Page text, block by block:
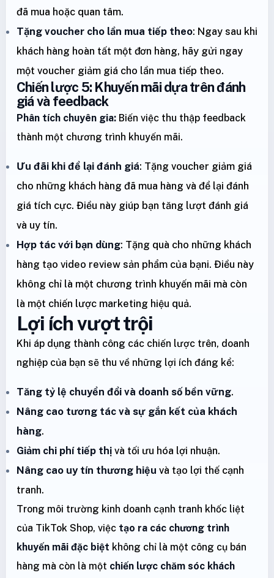
đã mua hoặc quan tâm.
Tặng voucher cho lần mua tiếp theo: Ngay sau khi
khách hàng hoàn tất một đơn hàng, hãy gửi ngay
một voucher giảm giá cho lần mua tiếp theo.
Chiến lược 5: Khuyến mãi dựa trên đánh
giá và feedback
Phân tích chuyên gia: Biến việc thu thập feedback
thành một chương trình khuyến mãi.
Ưu đãi khi để lại đánh giá: Tặng voucher giảm giá
cho những khách hàng đã mua hàng và để lại đánh
giá tích cực. Điều này giúp bạn tăng lượt đánh giá
và uy tín.
Hợp tác với bạn dùng: Tặng quà cho những khách
hàng tạo video review sản phẩm của bạni. Điều này
không chỉ là một chương trình khuyến mãi mà còn
là một chiến lược marketing hiệu quả.
Lợi ích vượt trội
Khi áp dụng thành công các chiến lược trên, doanh
nghiệp của bạn sẽ thu về những lợi ích đáng kể:
Tăng tỷ lệ chuyển đổi và doanh số bền vững.
Nâng cao tương tác và sự gắn kết của khách
hàng.
Giảm chi phí tiếp thị và tối ưu hóa lợi nhuận.
Nâng cao uy tín thương hiệu và tạo lợi thế cạnh
tranh.
Trong môi trường kinh doanh cạnh tranh khốc liệt
của TikTok Shop, việc tạo ra các chương trình
khuyến mãi đặc biệt không chỉ là một công cụ bán
hàng mà còn là một chiến lược chăm sóc khách